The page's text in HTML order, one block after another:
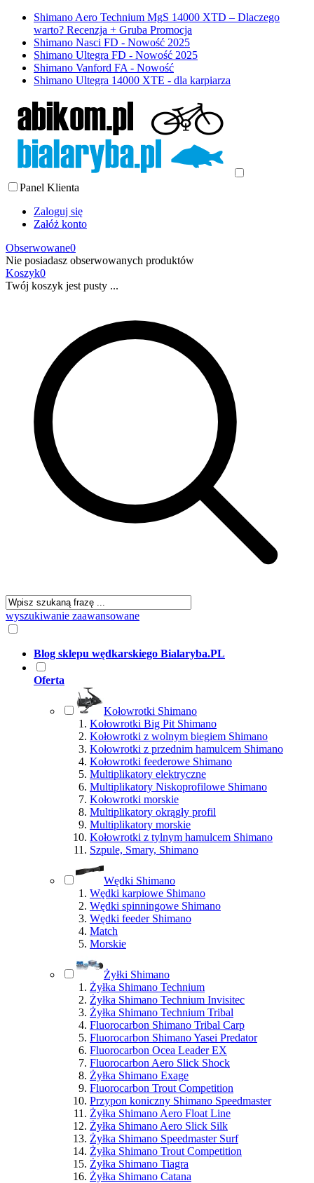
Shimano Aero Technium MgS 14000 XTD – Dlaczego
warto? Recenzja + Gruba Promocja
Shimano Nasci FD - Nowość 2025
Shimano Ultegra FD - Nowość 2025
Shimano Vanford FA - Nowość
Shimano Ultegra 14000 XTE - dla karpiarza
Panel Klienta
Zaloguj się
Załóż konto
Obserwowane0
Nie posiadasz obserwowanych produktów
Koszyk0
Twój koszyk jest pusty ...
wyszukiwanie zaawansowane
Blog sklepu wędkarskiego Bialaryba.PL
Oferta
Kołowrotki Shimano
Kołowrotki Big Pit Shimano
Kołowrotki z wolnym biegiem Shimano
Kołowrotki z przednim hamulcem Shimano
Kołowrotki feederowe Shimano
Multiplikatory elektryczne
Multiplikatory Niskoprofilowe Shimano
Kołowrotki morskie
Multiplikatory okrągły profil
Multiplikatory morskie
Kołowrotki z tylnym hamulcem Shimano
Szpule, Smary, Shimano
Wędki Shimano
Wędki karpiowe Shimano
Wędki spinningowe Shimano
Wędki feeder Shimano
Match
Morskie
Żyłki Shimano
Żyłka Shimano Technium
Żyłka Shimano Technium Invisitec
Żyłka Shimano Technium Tribal
Fluorocarbon Shimano Tribal Carp
Fluorocarbon Shimano Yasei Predator
Fluorocarbon Ocea Leader EX
Fluorocarbon Aero Slick Shock
Żyłka Shimano Exage
Fluorocarbon Trout Competition
Przypon koniczny Shimano Speedmaster
Żyłka Shimano Aero Float Line
Żyłka Shimano Aero Slick Silk
Żyłka Shimano Speedmaster Surf
Żyłka Shimano Trout Competition
Żyłka Shimano Tiagra
Żyłka Shimano Catana